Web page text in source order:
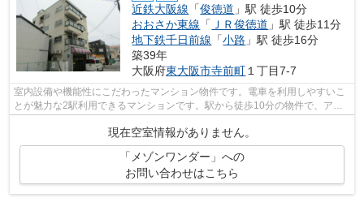
近鉄大阪線 「俊徳道 」駅 徒歩10分
おおさか東線 「 ＪＲ俊徳道 」駅 徒歩11分
地下鉄千日前線 「小路 」駅 徒歩16分
築39年
大阪府東大阪市寺前町 １丁目7-7
室内設備や機能性にこだわったマンション物件です。電車を利用しやすいこ
とが魅力な2駅利用できるマンションです。駅から徒歩10分の物件で、アク
現在空室情報がありません。
「メゾンワンダー」への
お問い合わせはこちら